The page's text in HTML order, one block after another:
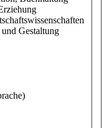
Gestaltung